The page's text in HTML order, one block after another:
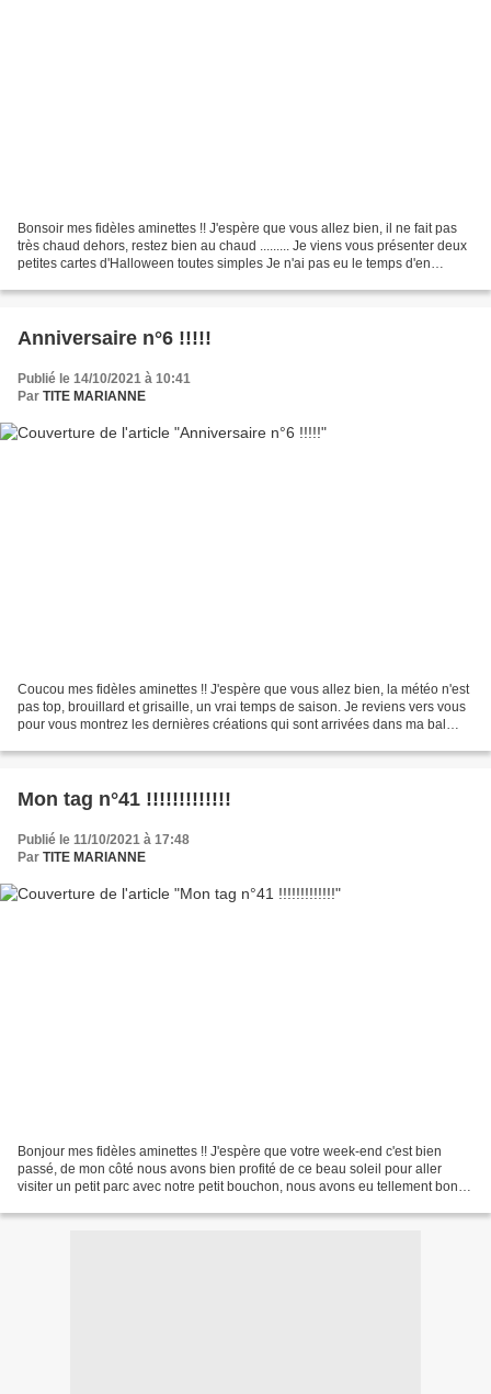
Bonsoir mes fidèles aminettes !! J'espère que vous allez bien, il ne fait pas
très chaud dehors, restez bien au chaud ......... Je viens vous présenter deux
petites cartes d'Halloween toutes simples Je n'ai pas eu le temps d'en
Anniversaire n°6 !!!!!
Publié le 14/10/2021 à 10:41
Par TITE MARIANNE
Coucou mes fidèles aminettes !! J'espère que vous allez bien, la météo n'est
pas top, brouillard et grisaille, un vrai temps de saison. Je reviens vers vous
pour vous montrez les dernières créations qui sont arrivées dans ma bal
Mon tag n°41 !!!!!!!!!!!!!
Publié le 11/10/2021 à 17:48
Par TITE MARIANNE
Bonjour mes fidèles aminettes !! J'espère que votre week-end c'est bien
passé, de mon côté nous avons bien profité de ce beau soleil pour aller
visiter un petit parc avec notre petit bouchon, nous avons eu tellement bon,